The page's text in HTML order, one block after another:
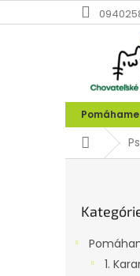
na
Domov
kategórie
1.